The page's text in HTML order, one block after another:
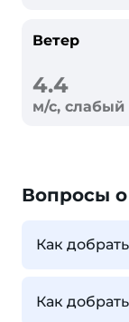
Ветер
4.4
м/с, слабый
Вопросы
Как
Как